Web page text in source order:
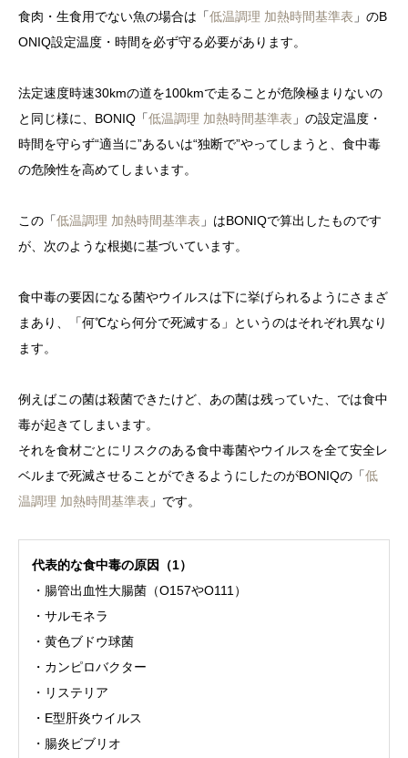
食肉・生食用でない魚の場合は「低温調理 加熱時間基準表 」のB
ONIQ設定温度・時間を必ず守る必要があります。
法定速度時速30kmの道を100kmで走ることが危険極まりないの
と同じ様に、BONIQ「低温調理 加熱時間基準表 」の設定温度・
時間を守らず“適当に”あるいは“独断で”やってしまうと、食中毒
の危険性を高めてしまいます。
この「低温調理 加熱時間基準表 」はBONIQで算出したものです
が、次のような根拠に基づいています。
食中毒の要因になる菌やウイルスは下に挙げられるようにさまざ
まあり、「何℃なら何分で死滅する」というのはそれぞれ異なり
ます。
例えばこの菌は殺菌できたけど、あの菌は残っていた、では食中
毒が起きてしまいます。
それを食材ごとにリスクのある食中毒菌やウイルスを全て安全レ
ベルまで死滅させることができるようにしたのがBONIQの「低
温調理 加熱時間基準表 」です。
代表的な食中毒の原因（1）
・腸管出血性大腸菌（O157やO111）
・サルモネラ
・黄色ブドウ球菌
・カンピロバクター
・リステリア
・E型肝炎ウイルス
・腸炎ビブリオ